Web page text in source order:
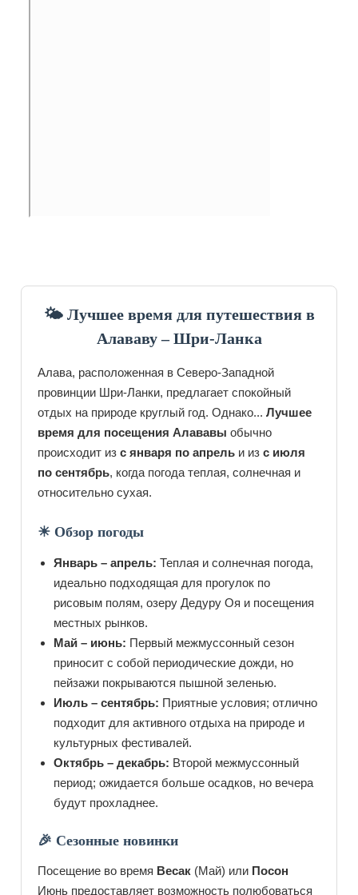
🌤 Лучшее время для путешествия в
Алававу – Шри-Ланка
Алава, расположенная в Северо-Западной
провинции Шри-Ланки, предлагает спокойный
отдых на природе круглый год. Однако... Лучшее
время для посещения Алававы обычно
происходит из с января по апрель и из с июля
по сентябрь, когда погода теплая, солнечная и
относительно сухая.
☀ Обзор погоды
Январь – апрель: Теплая и солнечная погода,
идеально подходящая для прогулок по
рисовым полям, озеру Дедуру Оя и посещения
местных рынков.
Май – июнь: Первый межмуссонный сезон
приносит с собой периодические дожди, но
пейзажи покрываются пышной зеленью.
Июль – сентябрь: Приятные условия; отлично
подходит для активного отдыха на природе и
культурных фестивалей.
Октябрь – декабрь: Второй межмуссонный
период; ожидается больше осадков, но вечера
будут прохладнее.
🎉 Сезонные новинки
Посещение во время Весак (Май) или Посон
Июнь предоставляет возможность полюбоваться